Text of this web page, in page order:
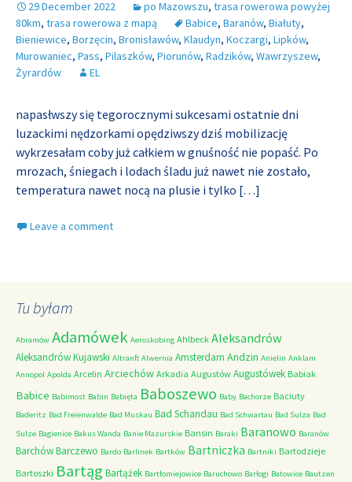
29 December 2022 po Mazowszu, trasa rowerowa powyżej
80km, trasa rowerowa z mapą Babice, Baranów, Białuty,
Bieniewice, Borzęcin, Bronisławów, Klaudyn, Koczargi, Lipków,
Murowaniec, Pass, Pilaszków, Piorunów, Radzików, Wawrzyszew,
Żyrardów
EL
napasłwszy się tegorocznymi sukcesami ostatnie dni
luzackimi nędzorkami opędziwszy dziś mobilizację
wykrzesałam coby już całkiem w gnuśność nie popaść. Po
mrozach, śniegach i lodach śladu już nawet nie zostało,
temperatura nawet nocą na plusie i tylko […]
Leave a comment
Tu byłam
Abramów Adamówek Aeroskobing Ahlbeck Aleksandrów
Aleksandrów Kujawski Altranft Alwernia Amsterdam Andzin Anielin Anklam
Annopol Apolda Arcelin Arciechów Arkadia Augustów Augustówek Babiak
Babice Babimost Babin Babięta Baboszewo Baby Bachorze Baciuty
Baderitz Bad Freienwalde Bad Muskau Bad Schandau Bad Schwartau Bad Sulza Bad
Sulze Bagienice Bakus Wanda Banie Mazurskie Bansin Baraki Baranowo Baranów
BarchówBarczewo Bardo Barlinek Bartków Bartniczka Bartniki Bartodzieje
Bartoszki Bartąg Bartążek Bartłomiejowice Baruchowo Barłogi Batowice Bautzen